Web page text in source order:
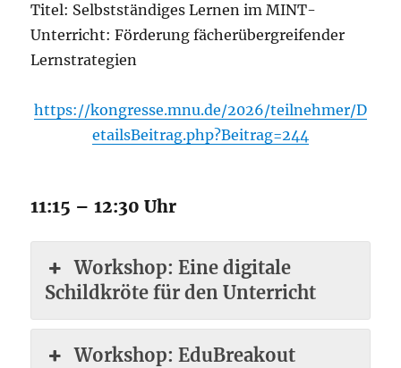
Titel: Selbstständiges Lernen im MINT-
Unterricht: Förderung fächerübergreifender
Lernstrategien
https://kongresse.mnu.de/2026/teilnehmer/D
etailsBeitrag.php?Beitrag=244
11:15 – 12:30 Uhr
Workshop: Eine digitale
Schildkröte für den Unterricht
Workshop: EduBreakout